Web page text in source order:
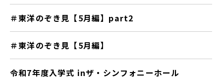
＃東洋のぞき見【5月編】part2
＃東洋のぞき見【5月編】
令和7年度入学式 inザ・シンフォニーホール